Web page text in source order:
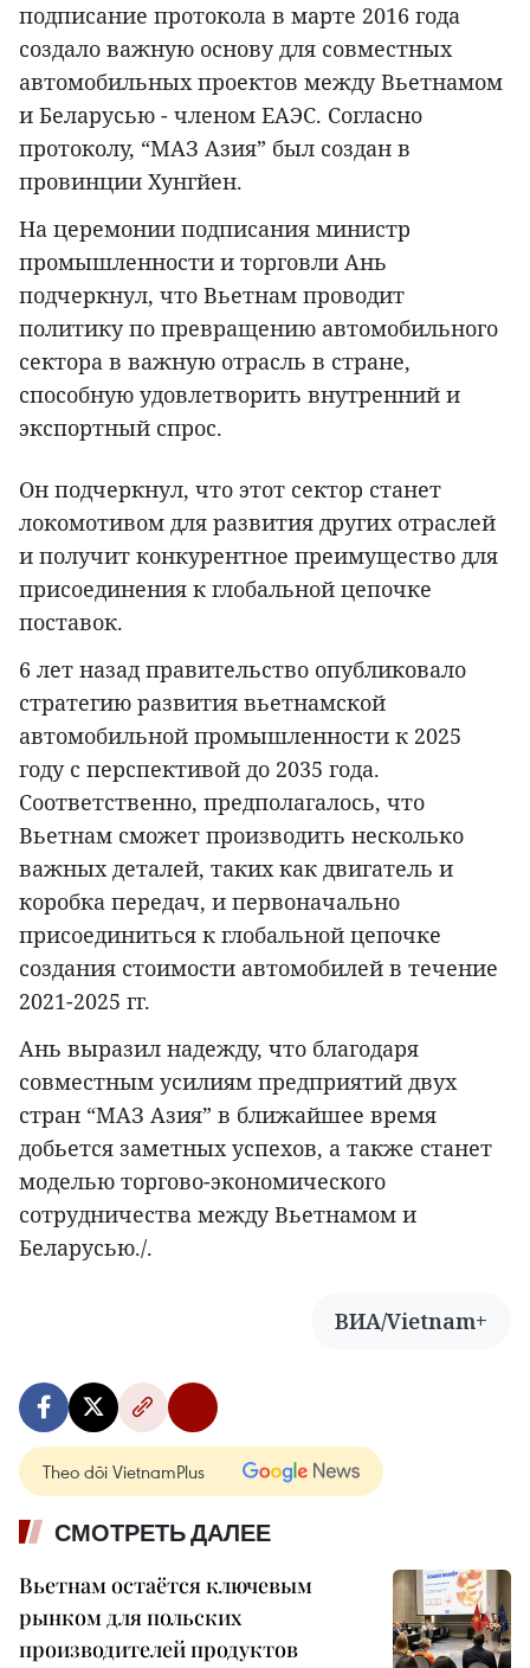
подписание протокола в марте 2016 года
создало важную основу для совместных
автомобильных проектов между Вьетнамом
и Беларусью - членом ЕАЭС. Согласно
протоколу, “МАЗ Азия” был создан в
провинции Хунгйен.
На церемонии подписания министр
промышленности и торговли Ань
подчеркнул, что Вьетнам проводит
политику по превращению автомобильного
сектора в важную отрасль в стране,
способную удовлетворить внутренний и
экспортный спрос.
Он подчеркнул, что этот сектор станет
локомотивом для развития других отраслей
и получит конкурентное преимущество для
присоединения к глобальной цепочке
поставок.
6 лет назад правительство опубликовало
стратегию развития вьетнамской
автомобильной промышленности к 2025
году с перспективой до 2035 года.
Соответственно, предполагалось, что
Вьетнам сможет производить несколько
важных деталей, таких как двигатель и
коробка передач, и первоначально
присоединиться к глобальной цепочке
создания стоимости автомобилей в течение
2021-2025 гг.
Ань выразил надежду, что благодаря
совместным усилиям предприятий двух
стран “МАЗ Азия” в ближайшее время
добьется заметных успехов, а также станет
моделью торгово-экономического
сотрудничества между Вьетнамом и
Беларусью./.
ВИА/Vietnam+
Theo dõi VietnamPlus
СМОТРЕТЬ ДАЛЕЕ
Вьетнам остаётся ключевым
рынком для польских
производителей продуктов